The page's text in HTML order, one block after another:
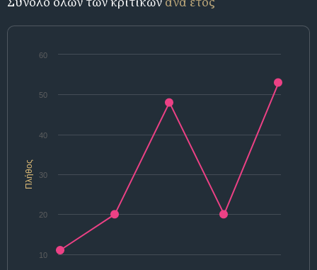
Πλήθος
10
20
30
40
50
60